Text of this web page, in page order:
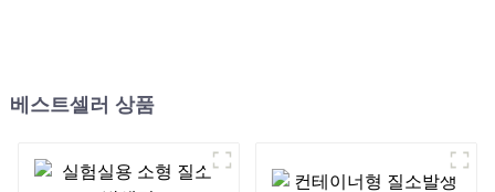
베스트셀러 상품